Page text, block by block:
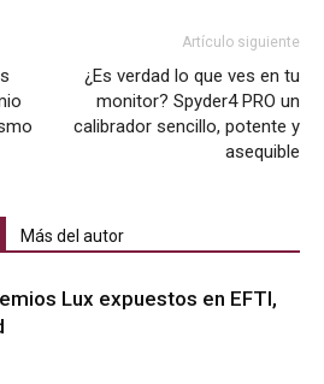
Artículo siguiente
¿Es verdad lo que ves en tu
monitor? Spyder4 PRO un
calibrador sencillo, potente y
asequible
Más del autor
Lux expuestos en EFTI,